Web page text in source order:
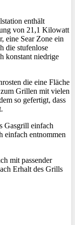
enthält
von 21,1 Kilowatt
eine Sear Zone ein
die stufenlose
konstant niedrige
die eine Fläche
Grillen mit vielen
so gefertigt, dass
Gasgrill einfach
einfach entnommen
mit passender
Erhalt des Grills